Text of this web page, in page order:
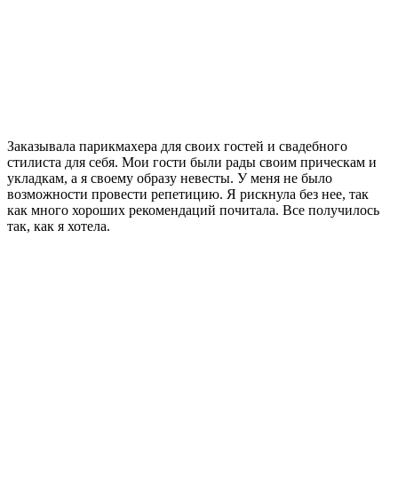
Заказывала парикмахера для своих гостей и свадебного
стилиста для себя. Мои гости были рады своим прическам и
укладкам, а я своему образу невесты. У меня не было
возможности провести репетицию. Я рискнула без нее, так
как много хороших рекомендаций почитала. Все получилось
так, как я хотела.